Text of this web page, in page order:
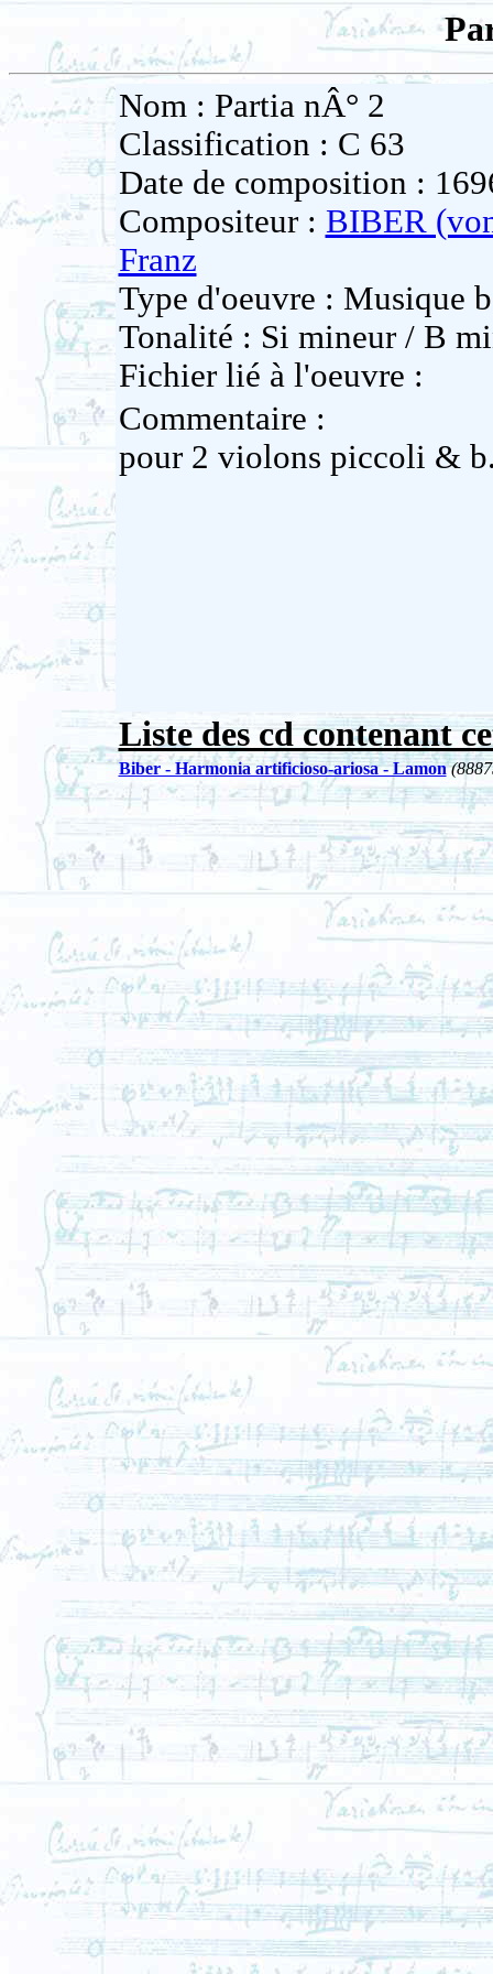
Nom : Partia nÂ° 2
Classification : C 63
Date de composition :
Compositeur : BIBER
Franz
Type d'oeuvre : Musique
Tonalité : Si mineur / B
Fichier lié à l'oeuvre :
Commentaire :
pour 2 violons piccoli &
Liste des cd contenant
Biber - Harmonia artificioso-ariosa - Lamon